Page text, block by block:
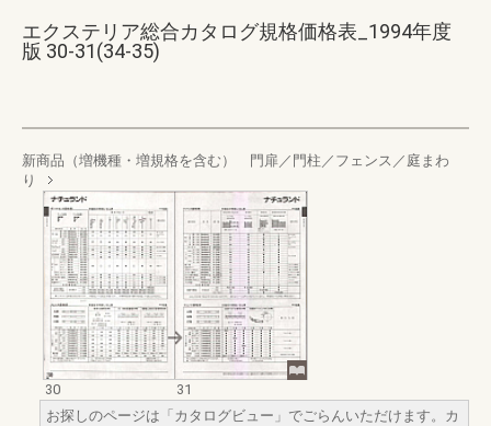
エクステリア総合カタログ規格価格表_1994年度
版 30-31(34-35)
新商品（増機種・増規格を含む） 門扉／門柱／フェンス／庭まわ
り
30
31
お探しのページは「カタログビュー」でごらんいただけます。カ